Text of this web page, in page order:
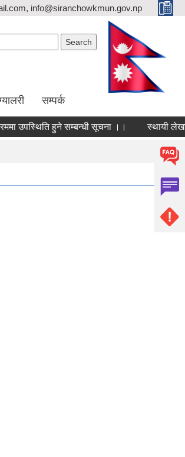
info@siranchowkmun.gov.np
सम्पर्क
उपस्थिति हुने सम्बन्धी सूचना ।। स्थायी लेखा